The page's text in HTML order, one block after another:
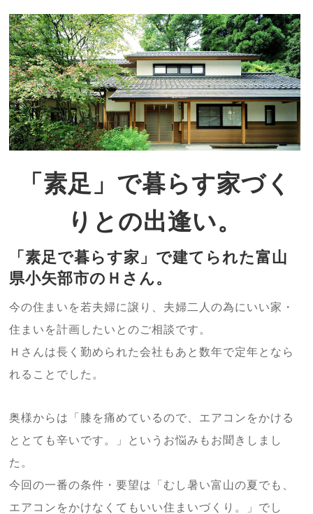
「素足」で暮らす家づく
りとの出逢い。
「素足で暮らす家」で建てられた富山
県小矢部市のＨさん。
今の住まいを若夫婦に譲り、夫婦二人の為にいい家・
住まいを計画したいとのご相談です。
Ｈさんは長く勤められた会社もあと数年で定年となら
れることでした。
奥様からは「膝を痛めているので、エアコンをかける
ととても辛いです。」というお悩みもお聞きしまし
た。
今回の一番の条件・要望は「むし暑い富山の夏でも、
エアコンをかけなくてもいい住まいづくり。」でし